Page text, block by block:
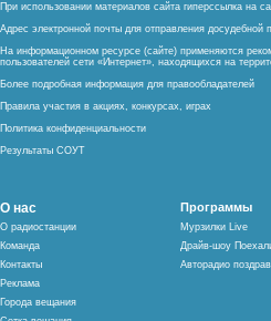
При использовании материалов сайта гиперссылка на
Адрес электронной почты для отправления
На информационном ресурсе (сайте) применяются
пользователей сети «Интернет», находящихся на
Более подробная информация для правообладателей
Правила участия в акциях, конкурсах, играх
Политика конфиденциальности
Результаты СОУТ
О нас
О радиостанции
Команда
Контакты
Реклама
Города вещания
Программы
Мурзилки Live
Драйв-шоу
Авторадио